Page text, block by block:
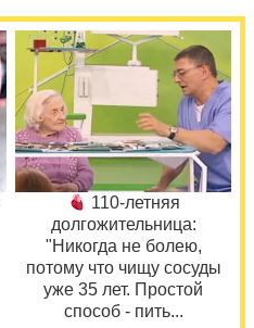
110-летняя
долгожительница:
"Никогда не болею,
потому что чищу сосуды
уже 35 лет. Простой
способ - пить...